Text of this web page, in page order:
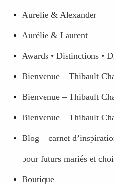
Aurelie & Alexander
Aurélie & Laurent
Awards • Distinctions •
Bienvenue – Thibault
Bienvenue – Thibault
Bienvenue – Thibault
Blog – carnet
pour futurs mariés et
Boutique